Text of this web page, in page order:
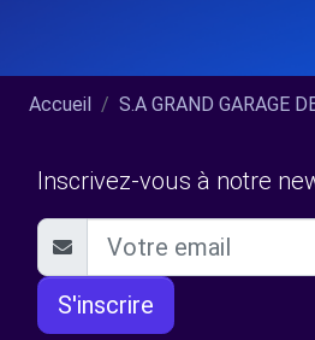
Accueil S.A GRAND GARAGE
Inscrivez-vous à notre
S'inscrire